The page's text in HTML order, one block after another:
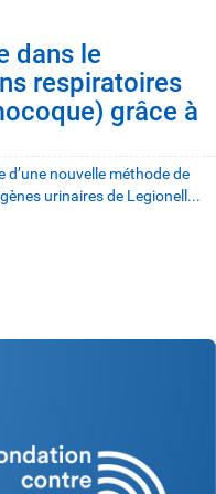
dans le
respiratoires
grâce à
d’une nouvelle méthode de
urinaires de Legionell...